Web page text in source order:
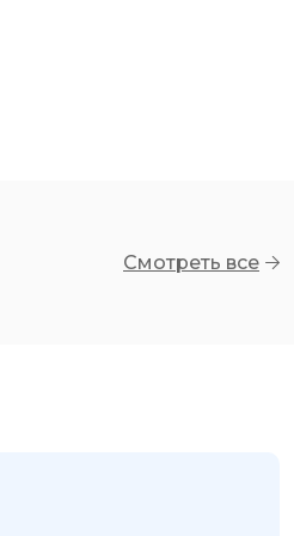
Смотреть все